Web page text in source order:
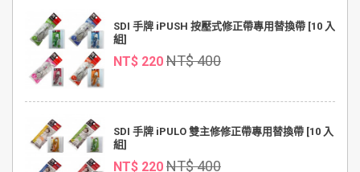
SDI 手牌 iPUSH 按壓式修正帶專用替換帶 [10 入
組]
NT$ 220 NT$ 400
SDI 手牌 iPULO 雙主修修正帶專用替換帶 [10 入
組]
NT$ 220 NT$ 400